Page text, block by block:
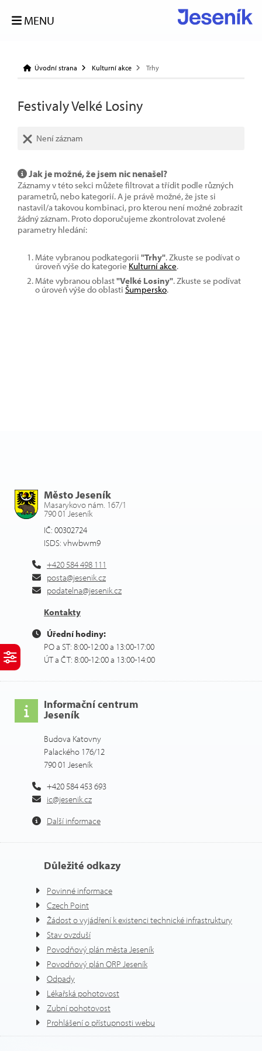
MENU
Úvodní strana Kulturní akce Trhy
Festivaly Velké Losiny
Není záznam
Jak je možné, že jsem nic nenašel?
Záznamy v této sekci můžete filtrovat a třídit podle různých
parametrů, nebo kategorií. A je právě možné, že jste si
nastavil/a takovou kombinaci, pro kterou není možné zobrazit
žádný záznam. Proto doporučujeme zkontrolovat zvolené
parametry hledání:
Máte vybranou podkategorii "Trhy". Zkuste se podívat o
úroveň výše do kategorie Kulturní akce.
Máte vybranou oblast"Velké Losiny". Zkuste se podívat
o úroveň výše do oblasti Šumpersko.
Město Jeseník
Masarykovo nám. 167/1
790 01 Jeseník
IČ: 00302724
ISDS: vhwbwm9
+420 584 498 111
posta@jesenik.cz
podatelna@jesenik.cz
Kontakty
Úřední hodiny:
PO a ST: 8:00-12:00 a 13:00-17:00
ÚT a ČT: 8:00-12:00 a 13:00-14:00
Informační centrum
Jeseník
Budova Katovny
Palackého 176/12
790 01 Jeseník
+420 584 453 693
ic@jesenik.cz
Další informace
Důležité odkazy
Povinné informace
Czech Point
Žádost o vyjádření k existenci technické infrastruktury
Stav ovzduší
Povodňový plán města Jeseník
Povodňový plán ORP Jeseník
Odpady
Lékařská pohotovost
Zubní pohotovost
Prohlášení o přístupnosti webu